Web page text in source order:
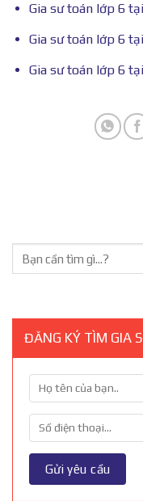
Gia sư toán lớp 6
Gia sư toán lớp 6
Gia sư toán lớp 6
ĐĂNG KÝ TÌM GIA